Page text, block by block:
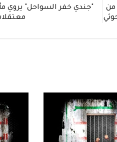
سنوات من
"جندي خفر السواحل" يروي